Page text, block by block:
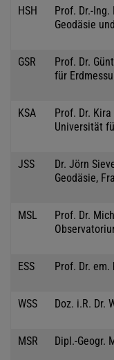
HSH
Prof. Dr.-
Geodäsie
GSR
Prof. Dr.
für
KSA
Prof. Dr.
Universität
JSS
Dr. Jörn
Geodäsie,
MSL
Prof. Dr.
ESS Prof. Dr. em.
WSS Doz. i.R. Dr.
MSR Dipl.-Geogr.